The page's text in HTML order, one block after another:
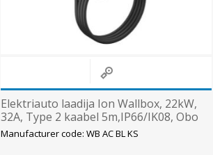
Elektriauto laadija Ion Wallbox, 22kW,
32A, Type 2 kaabel 5m,IP66/IK08, Obo
Manufacturer code: WB AC BL KS